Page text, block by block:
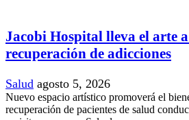
Jacobi Hospital lleva el arte
recuperación de adicciones
Salud agosto 5, 2026
Nuevo espacio artístico promoverá el
recuperación de pacientes de salud